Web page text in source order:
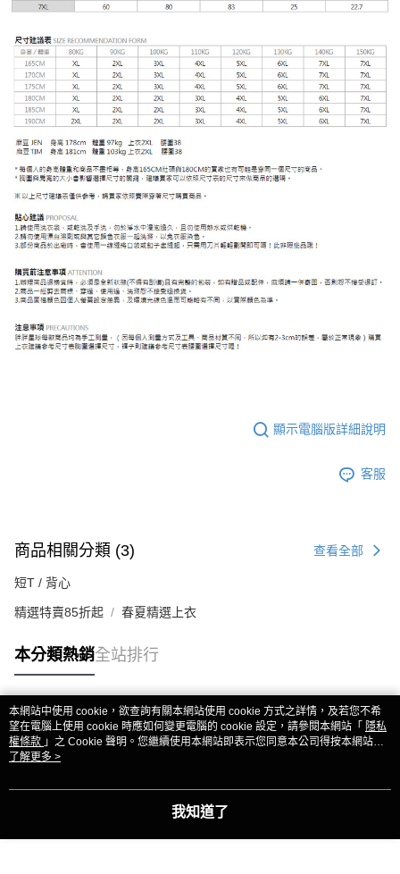
顯示電腦版詳細說明
客服
商品相關分類 (3) 查看全部
短T / 背心
精選特賣85折起 春夏精選上衣
本分類熱銷全站排行
熱門標籤
本網站中使用 cookie，欲查詢有關本網站使用 cookie 方式之詳情，及若您不希
望在電腦上使用 cookie 時應如何變更電腦的 cookie 設定，請參閱本網站「 隱私
權條款 」之 Cookie 聲明。您繼續使用本網站即表示您同意本公司得按本網站使
用條款之 Cookie 聲明使用 cookie。
了解更多 >
我知道了